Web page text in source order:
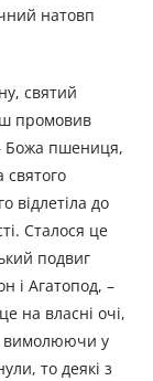
натовп
святий
промовив
Божа пшениця,
святого
відлетіла до
Сталося це
подвиг
і Агатопод, –
на власні очі,
вимолюючи у
то деякі з